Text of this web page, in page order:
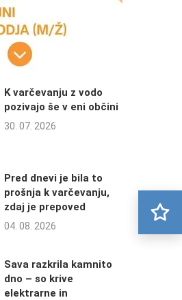
K varčevanju z vodo
pozivajo še v eni občini
30. 07. 2026
Pred dnevi je bila to
prošnja k varčevanju,
zdaj je prepoved
04. 08. 2026
Sava razkrila kamnito
dno – so krive
elektrarne in